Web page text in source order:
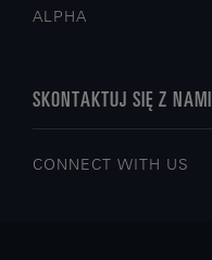
ALPHA
SKONTAKTUJ SIĘ Z NAMI
CONNECT WITH US